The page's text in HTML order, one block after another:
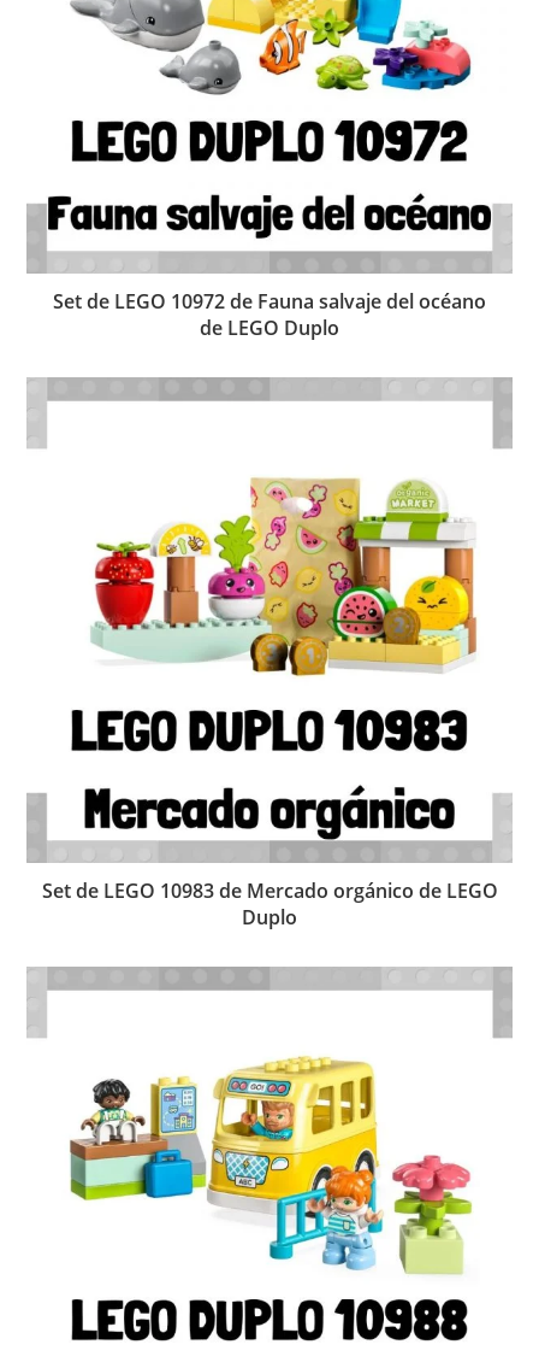
Set de LEGO 10972 de Fauna salvaje del océano
de LEGO Duplo
Set de LEGO 10983 de Mercado orgánico de LEGO
Duplo